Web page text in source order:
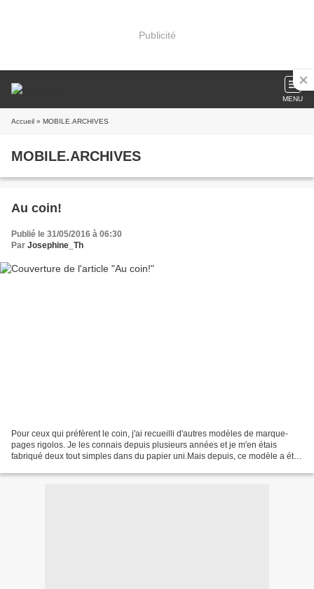
Publicité
MENU
Accueil » MOBILE.ARCHIVES
MOBILE.ARCHIVES
Au coin!
Publié le 31/05/2016 à 06:30
Par Josephine_Th
Pour ceux qui préfèrent le coin, j'ai recueilli d'autres modèles de marque-
pages rigolos. Je les connais depuis plusieurs années et je m'en étais
fabriqué deux tout simples dans du papier uni.Mais depuis, ce modèle a été